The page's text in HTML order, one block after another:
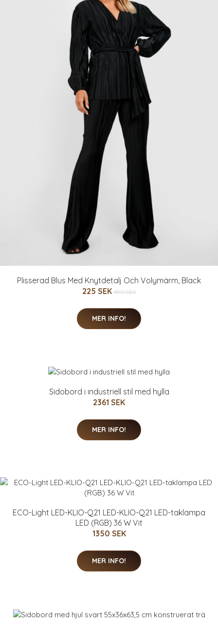
Plisserad Blus Med Knytdetalj Och Volymärm, Black
225 SEK 450 SEK
MER INFO!
Sidobord i industriell stil med hylla
2361 SEK
MER INFO!
ECO-Light LED-KLIO-Q21 LED-KLIO-Q21 LED-taklampa
LED (RGB) 36 W Vit
1350 SEK
MER INFO!